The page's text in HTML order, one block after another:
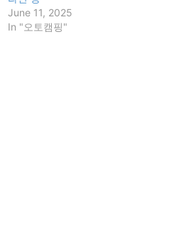
June 11, 2025
In "오토캠핑"